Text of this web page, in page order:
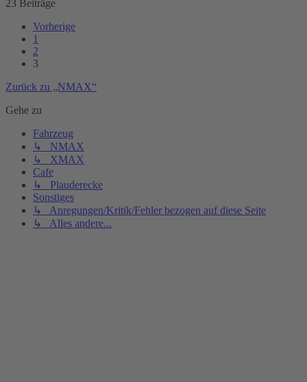
23 Beiträge
Vorherige
1
2
3
Zurück zu „NMAX“
Gehe zu
Fahrzeug
↳ NMAX
↳ XMAX
Cafe
↳ Plauderecke
Sonstiges
↳ Anregungen/Kritik/Fehler bezogen auf diese Seite
↳ Alles andere...